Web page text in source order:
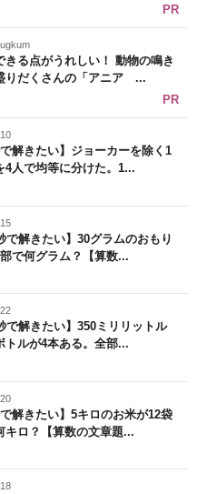
PR
きる点がうれしい！ 動物の鳴き
りだくさんの「アニア ...
PR
で解きたい】ジョーカーを除く1
4人で均等に分けた。1...
で解きたい】30グラムのおもり
で何グラム？【算数...
で解きたい】350ミリリットル
トルが4本ある。全部...
で解きたい】5キロのお米が12袋
キロ？【算数の文章題...